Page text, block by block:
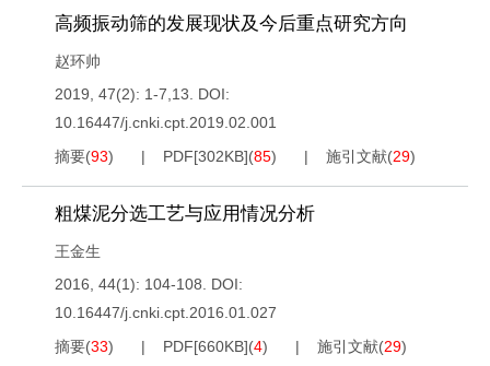
高频振动筛的发展现状及今后重点研究方向
赵环帅
2019, 47(2): 1-7,13.
DOI:
10.16447/j.cnki.cpt.2019.02.001
摘要(93) PDF[302KB](85) 施引文献(29)
粗煤泥分选工艺与应用情况分析
王金生
2016, 44(1): 104-108.
DOI:
10.16447/j.cnki.cpt.2016.01.027
摘要(33) PDF[660KB](4) 施引文献(29)